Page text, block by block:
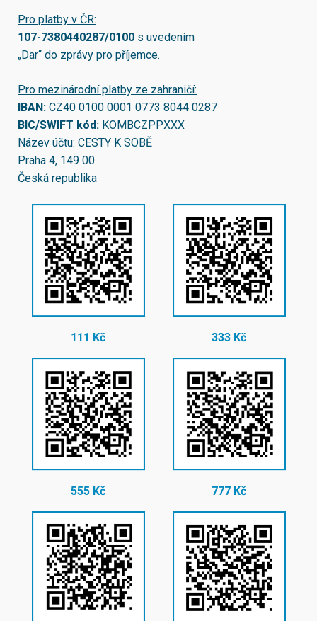
Pro platby v ČR:
107-7380440287/0100 s uvedením
„Dar“ do zprávy pro příjemce.
Pro mezinárodní platby ze zahraničí:
IBAN: CZ40 0100 0001 0773 8044 0287
BIC/SWIFT kód: KOMBCZPPXXX
Název účtu: CESTY K SOBĚ
Praha 4, 149 00
Česká republika
111 Kč 333 Kč
555 Kč 777 Kč